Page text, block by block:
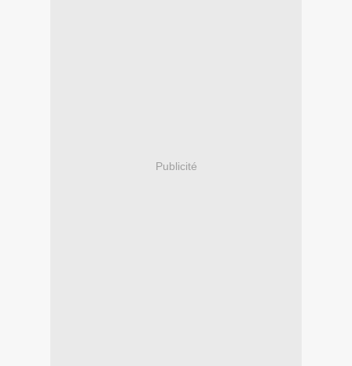
Publicité